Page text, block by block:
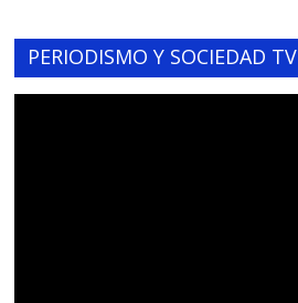
PERIODISMO Y SOCIEDAD TV